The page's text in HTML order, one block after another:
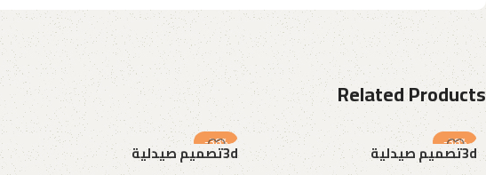
Related Products
-38%3dتصميم صيدلية
-38%3dتصميم صيدلية